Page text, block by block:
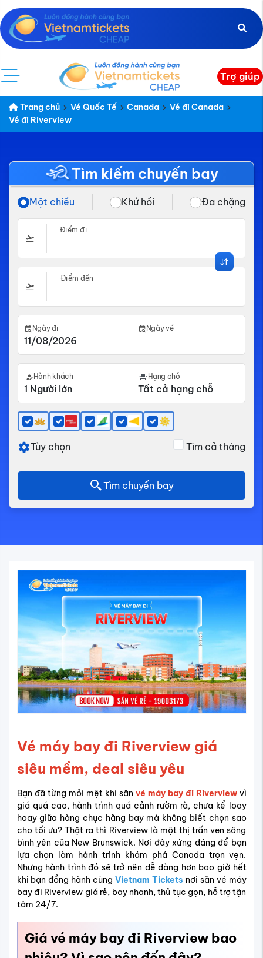
Trợ giúp
Trang chủ Vé Quốc Tế Canada
Vé đi Canada
Vé đi Riverview
Tìm kiếm chuyến bay
Một chiều Khứ hồi Đa chặng
Điểm đi
Điểm đến
Ngày đi Ngày về
Hành khách Hạng chỗ
Tùy chọn Tìm cả tháng
Tìm chuyến bay
Vé máy bay đi Riverview giá
siêu mềm, deal siêu yêu
Bạn đã từng mỏi mệt khi săn vé máy bay đi Riverviewvì
giá quá cao, hành trình quá cảnh rườm rà, chưa kể loay
hoay giữa hàng chục hãng bay mà không biết chọn sao
cho tối ưu? Thật ra thì Riverview là một thị trấn ven sông
bình yên của New Brunswick. Nơi đây xứng đáng để bạn
lựa chọn làm hành trình khám phá Canada trọn vẹn.
Nhưng hành trình đó sẽ trở nên dễ dàng hơn bao giờ hết
khi bạn đồng hành cùng Vietnam Tickets nơi săn vé máy
bay đi Riverview giá rẻ, bay nhanh, thủ tục gọn, hỗ trợ tận
tâm 24/7.
Giá vé máy bay đi Riverview bao